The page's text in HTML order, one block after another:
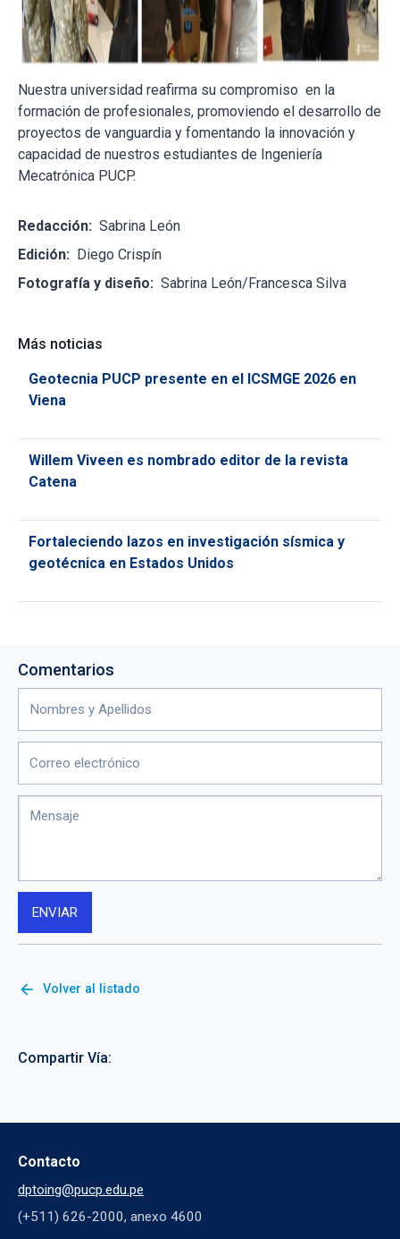
Nuestra universidad reafirma su compromiso en la
formación de profesionales, promoviendo el desarrollo de
proyectos de vanguardia y fomentando la innovación y
capacidad de nuestros estudiantes de Ingeniería
Mecatrónica PUCP.
Redacción: Sabrina León
Edición: Diego Crispín
Fotografía y diseño: Sabrina León/Francesca Silva
Más noticias
Geotecnia PUCP presente en el ICSMGE 2026 en
Viena
Willem Viveen es nombrado editor de la revista
Catena
Fortaleciendo lazos en investigación sísmica y
geotécnica en Estados Unidos
Comentarios
arrow_back Volver al listado
Compartir Vía:
Contacto
dptoing@pucp.edu.pe
(+511) 626-2000, anexo 4600